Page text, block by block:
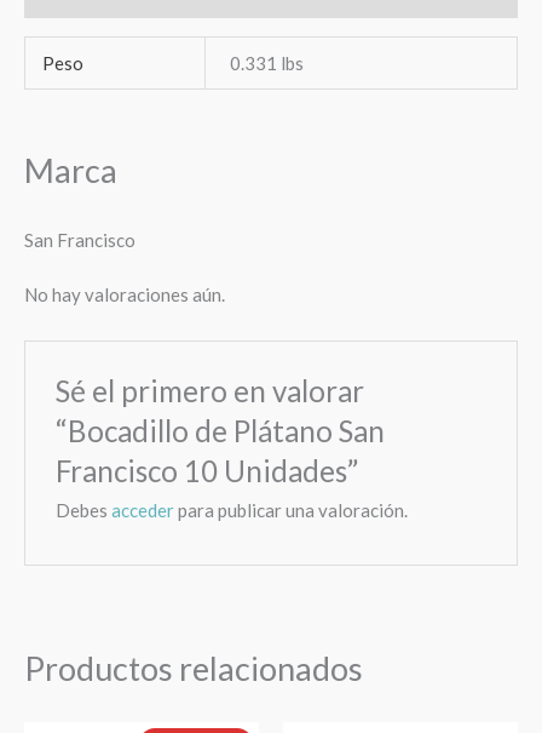
Peso 0.331 lbs
Marca
San Francisco
No hay valoraciones aún.
Sé el primero en valorar
“Bocadillo de Plátano San
Francisco 10 Unidades”
Debesaccederpara publicar una valoración.
Productos relacionados